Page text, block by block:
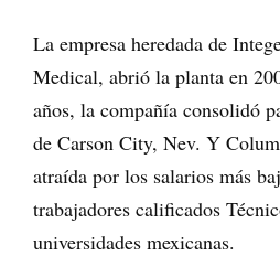
La empresa heredada de
Medical, abrió la planta en
años, la compañía consolidó
de Carson City, Nev. Y
atraída por los salarios más
trabajadores calificados
universidades mexicanas.